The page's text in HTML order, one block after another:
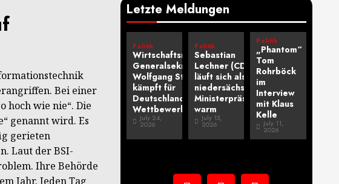
Bei einer
hoch wie nie“. Die
genannt wird. Es
gerieten
Laut der BSI-
Ihre Behörde
Jahr. Jeden Tag
Letzte Meldungen
Politik
Wirtschaftsrats-
Generalsekretär
Wolfgang Steiger
kämpft für
Deutschlands
Wettbewerbsfähigkeit
July 24,
2026
Politik
Sebastian
Lechner (CDU)
läuft sich als
niedersächsischer
Ministerpräsident
warm
July 13,
2026
Politik
„Phantom“
Tom
Rohrböck
im
Interview
mit Klaus
Kelle
July 11,
2026